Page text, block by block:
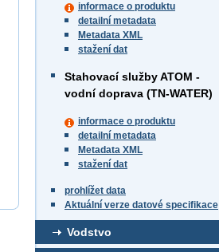
informace o produktu
detailní metadata
Metadata XML
stažení dat
Stahovací služby ATOM -
vodní doprava (TN-WATER)
informace o produktu
detailní metadata
Metadata XML
stažení dat
prohlížet data
Aktuální verze datové specifikace
Vodstvo